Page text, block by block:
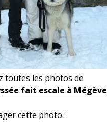
toutes les photos de
fait escale à Mégève
cette photo :